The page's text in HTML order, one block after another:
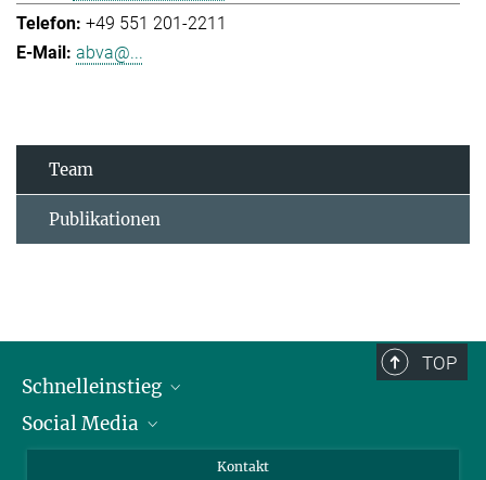
+49 551 201-2211
abva@...
Team
Publikationen
TOP
Schnelleinstieg
Alumni
Social Media
Kontakt